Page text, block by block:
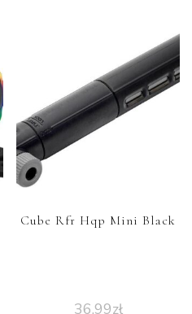
Cube Rfr Hqp Mini Black
36,99zł